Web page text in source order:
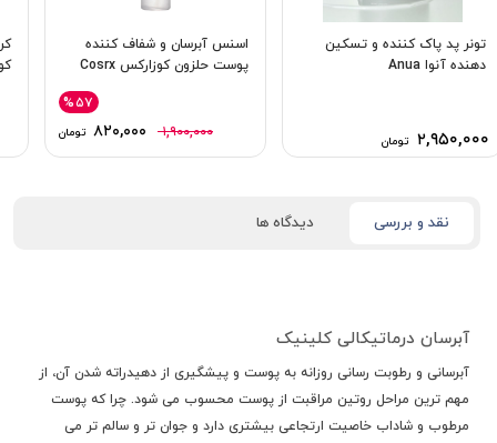
تونر پد پاک کننده و تسکین
دهنده آنوا Anua
۲,۹۵۰,۰۰۰ تومان
اسنس آبرسان و شفاف کننده
پوست حلزون کوزارکس Cosrx
۱,۹۰۰,۰۰۰ ۸۲۰,۰۰۰ تومان
%۵۷
نقد و بررسی دیدگاه ها
آبرسان درماتیکالی کلینیک
آبرسانی و رطوبت رسانی روزانه به پوست و پیشگیری از دهیدراته شدن آن، از
مهم ترین مراحل روتین مراقبت از پوست محسوب می شود. چرا که پوست
مرطوب و شاداب خاصیت ارتجاعی بیشتری دارد و جوان تر و سالم تر می